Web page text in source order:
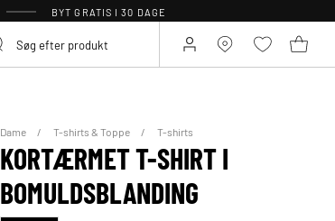
BYT GRATIS I 30 DAGE
Dame T-shirts & Toppe T-shirts
KORTÆRMET T-SHIRT I
BOMULDSBLANDING